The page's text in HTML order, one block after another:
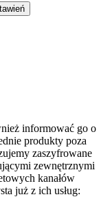
informować go o
produkty poza
zaszyfrowane
zewnętrznymi
kanałów
już z ich usług: